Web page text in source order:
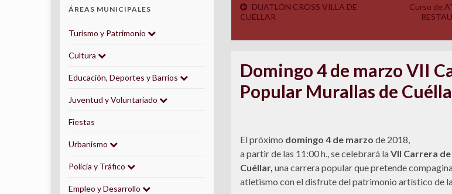
DUATLÓN CROSS VILLA DE
CUÉLLAR
Curso de
Domingo 4 de marzo VII
Popular Murallas de
El próximo domingo 4 de marzo de 2018,
a partir de las 11:00 h., se celebrará laVII Carrera
Cuéllar, una carrera popular que pretende
atletismo con el disfrute del patrimonio artístico de
ÁREAS MUNICIPALES
Turismo y Patrimonio
Cultura
Educación, Deportes y Barrios
Juventud y Voluntariado
Fiestas
Urbanismo
Policía y Tráfico
Empleo y Desarrollo